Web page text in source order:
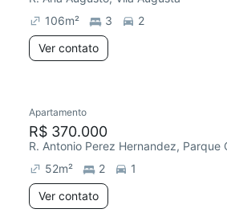
106m² 3
2
Ver contato
Redecorar
Apartamento
R$ 370.000
R. Antonio Perez Hernandez, Parque
52m² 2
1
Ver contato